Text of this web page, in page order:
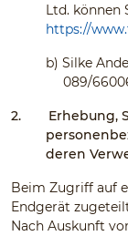
Ltd. können
https://
b) Silke
089/
2.
Erhebung,
deren
Beim Zugriff auf
Endgerät
Nach Auskunft